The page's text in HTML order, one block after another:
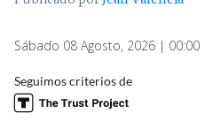
Sábado 08 Agosto, 2026 | 00:00
Seguimos criterios de